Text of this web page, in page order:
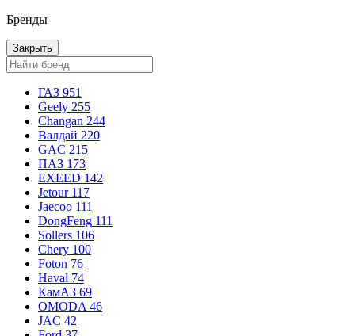
Бренды
Закрыть
ГАЗ 951
Geely 255
Changan 244
Валдай 220
GAC 215
ПАЗ 173
EXEED 142
Jetour 117
Jaecoo 111
DongFeng 111
Sollers 106
Chery 100
Foton 76
Haval 74
КамАЗ 69
OMODA 46
JAC 42